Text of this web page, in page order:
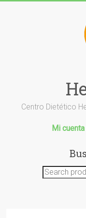
Centro Dietético
Mi cuenta
Search
for: